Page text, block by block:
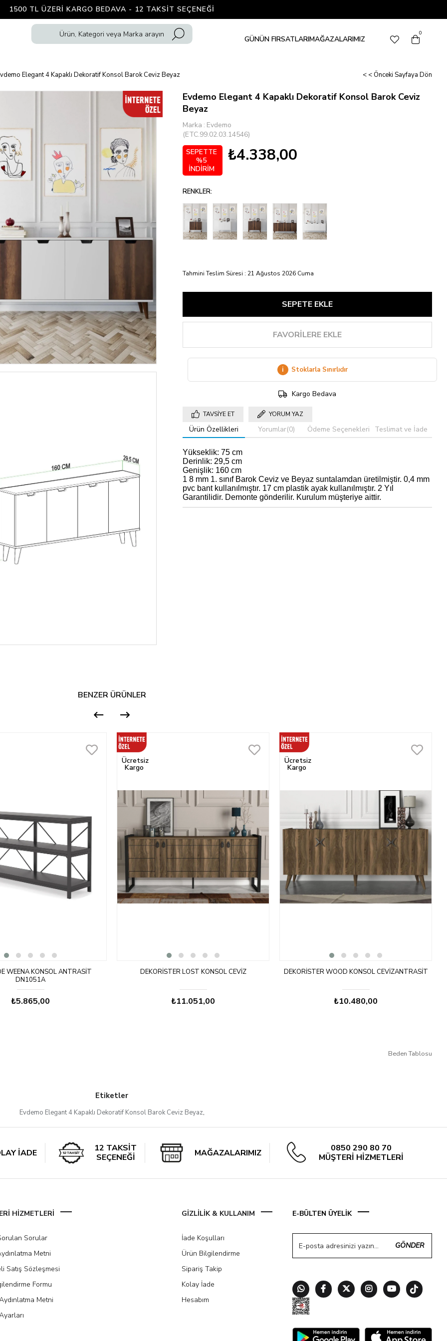
1500 TL ÜZERI KARGO BEDAVA - 12 TAKSIT SEÇENEĞI
GÜNÜN FIRSATLARIMAĞAZALARIMIZ
0
Elegant 4 Kapaklı Dekoratif Konsol Barok Ceviz Beyaz < < Önceki Sayfaya Dön
Evdemo Elegant 4 Kapaklı Dekoratif Konsol Barok Ceviz
Beyaz
Marka : Evdemo
(ETC.99.02.03.14546)
₺4.338,00
SEPETTE
%5
İNDİRİM
RENKLER:
Tahmini Teslim Süresi : 21 Ağustos 2026 Cuma
FAVORILERE EKLE
i Stoklarla Sınırlıdır
Kargo Bedava
TAVSIYE ET YORUM YAZ
Ürün Özellikleri Yorumlar(0) Ödeme Seçenekleri Teslimat ve İade
Yükseklik: 75 cm
Derinlik: 29,5 cm
Genişlik: 160 cm
1 8 mm 1. sınıf Barok Ceviz ve Beyaz suntalamdan üretilmiştir. 0,4 mm
pvc bant kullanılmıştır. 17 cm plastik ayak kullanılmıştır. 2 Yıl
Garantilidir. Demonte gönderilir. Kurulum müşteriye aittir.
BENZER ÜRÜNLER
WEENA KONSOL ANTRASIT
DN1051A
₺5.865,00
DEKORISTER LOST KONSOL CEVIZ
₺11.051,00
Ücretsiz
Kargo
DEKORISTER WOOD KONSOL CEVIZANTRASIT
₺10.480,00
Ücretsiz
Kargo
Beden Tablosu
Etiketler
Evdemo Elegant 4 Kapaklı Dekoratif Konsol Barok Ceviz Beyaz,
İADE
12 TAKSİT
SEÇENEĞİ
MAĞAZALARIMIZ
0850 290 80 70
MÜŞTERİ HİZMETLERİ
HİZMETLERİ
Sorular
Metni
Satış Sözleşmesi
Formu
Metni
GİZLİLİK & KULLANIM
İade Koşulları
Ürün Bilgilendirme
Sipariş Takip
Kolay İade
Hesabım
E-BÜLTEN ÜYELİK
GÖNDER